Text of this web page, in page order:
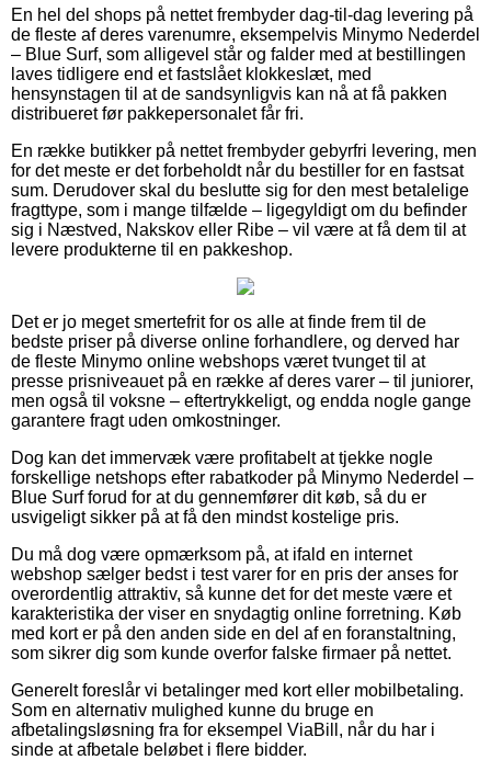
En hel del shops på nettet frembyder dag-til-dag levering på
de fleste af deres varenumre, eksempelvis Minymo Nederdel
– Blue Surf, som alligevel står og falder med at bestillingen
laves tidligere end et fastslået klokkeslæt, med
hensynstagen til at de sandsynligvis kan nå at få pakken
distribueret før pakkepersonalet får fri.
En række butikker på nettet frembyder gebyrfri levering, men
for det meste er det forbeholdt når du bestiller for en fastsat
sum. Derudover skal du beslutte sig for den mest betalelige
fragttype, som i mange tilfælde – ligegyldigt om du befinder
sig i Næstved, Nakskov eller Ribe – vil være at få dem til at
levere produkterne til en pakkeshop.
Det er jo meget smertefrit for os alle at finde frem til de
bedste priser på diverse online forhandlere, og derved har
de fleste Minymo online webshops været tvunget til at
presse prisniveauet på en række af deres varer – til juniorer,
men også til voksne – eftertrykkeligt, og endda nogle gange
garantere fragt uden omkostninger.
Dog kan det immervæk være profitabelt at tjekke nogle
forskellige netshops efter rabatkoder på Minymo Nederdel –
Blue Surf forud for at du gennemfører dit køb, så du er
usvigeligt sikker på at få den mindst kostelige pris.
Du må dog være opmærksom på, at ifald en internet
webshop sælger bedst i test varer for en pris der anses for
overordentlig attraktiv, så kunne det for det meste være et
karakteristika der viser en snydagtig online forretning. Køb
med kort er på den anden side en del af en foranstaltning,
som sikrer dig som kunde overfor falske firmaer på nettet.
Generelt foreslår vi betalinger med kort eller mobilbetaling.
Som en alternativ mulighed kunne du bruge en
afbetalingsløsning fra for eksempel ViaBill, når du har i
sinde at afbetale beløbet i flere bidder.